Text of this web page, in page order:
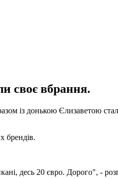
своє вбрання.
із донькою Єлизаветою
брендів.
десь 20 євро. Дорого", -